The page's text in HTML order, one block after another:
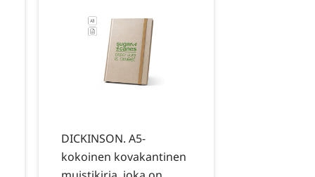
DICKINSON. A5-
kokoinen kovakantinen